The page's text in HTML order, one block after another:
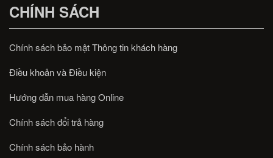
CHÍNH SÁCH
Chính sách bảo mật Thông tin khách hàng
Điều khoản và Điều kiện
Hướng dẫn mua hàng Online
Chính sách đổi trả hàng
Chính sách bảo hành